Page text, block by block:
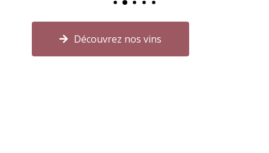
Découvrez nos vins